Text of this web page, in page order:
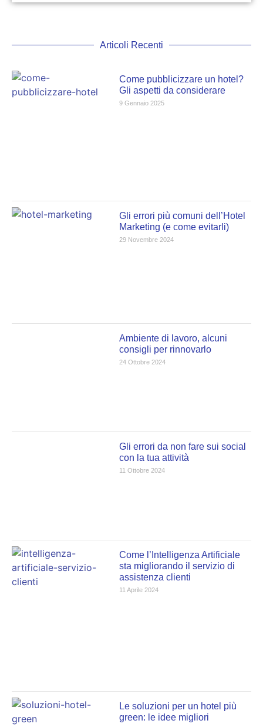
Articoli Recenti
Come pubblicizzare un hotel?
Gli aspetti da considerare
9 Gennaio 2025
Gli errori più comuni dell’Hotel
Marketing (e come evitarli)
29 Novembre 2024
Ambiente di lavoro, alcuni
consigli per rinnovarlo
24 Ottobre 2024
Gli errori da non fare sui social
con la tua attività
11 Ottobre 2024
Come l’Intelligenza Artificiale
sta migliorando il servizio di
assistenza clienti
11 Aprile 2024
Le soluzioni per un hotel più
green: le idee migliori